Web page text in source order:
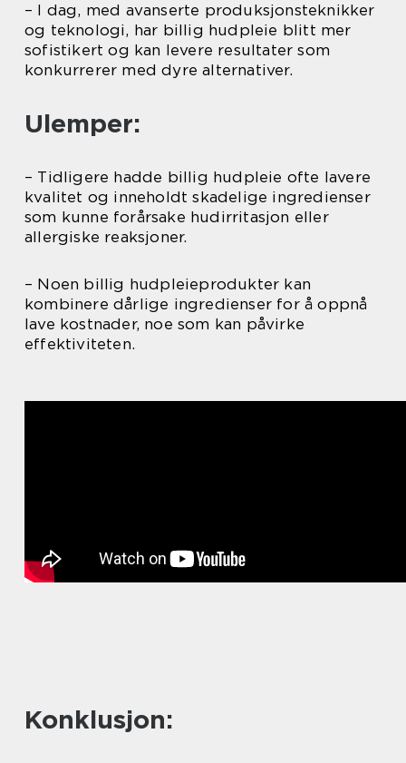
– I dag, med avanserte produksjonsteknikker
og teknologi, har billig hudpleie blitt mer
sofistikert og kan levere resultater som
konkurrerer med dyre alternativer.
Ulemper:
– Tidligere hadde billig hudpleie ofte lavere
kvalitet og inneholdt skadelige ingredienser
som kunne forårsake hudirritasjon eller
allergiske reaksjoner.
– Noen billig hudpleieprodukter kan
kombinere dårlige ingredienser for å oppnå
lave kostnader, noe som kan påvirke
effektiviteten.
Konklusjon: